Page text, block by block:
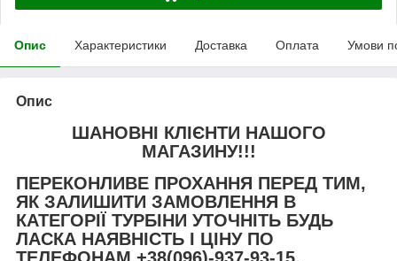
Опис Характеристики Доставка Оплата Умови
Опис
ШАНОВНІ КЛІЄНТИ НАШОГО
МАГАЗИНУ!!!
ПЕРЕКОНЛИВЕ ПРОХАННЯ ПЕРЕД ТИМ,
ЯК ЗАЛИШИТИ ЗАМОВЛЕННЯ В
КАТЕГОРІЇ ТУРБІНИ УТОЧНІТЬ БУДЬ
ЛАСКА НАЯВНІСТЬ І ЦІНУ ПО